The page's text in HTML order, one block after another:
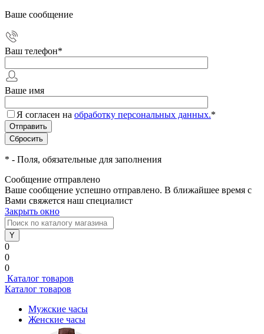
Ваше сообщение
Ваш телефон*
Ваше имя
Я согласен на обработку персональных данных.*
* - Поля, обязательные для заполнения
Сообщение отправлено
Ваше сообщение успешно отправлено. В ближайшее время с
Вами свяжется наш специалист
Закрыть окно
0
0
0
Каталог товаров
Каталог товаров
Мужские часы
Женские часы